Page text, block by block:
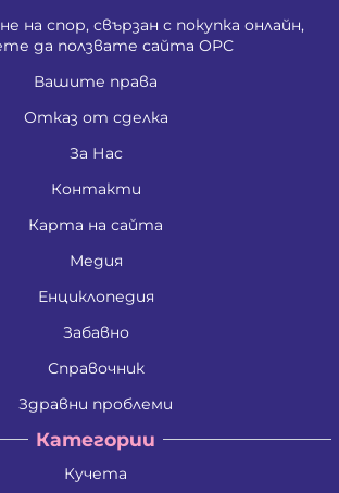
на спор, свързан с покупка онлайн,
да ползвате сайта ОРС
Вашите права
Отказ от сделка
За Нас
Контакти
Карта на сайта
Медия
Енциклопедия
Забавно
Справочник
Здравни проблеми
Категории
Кучета